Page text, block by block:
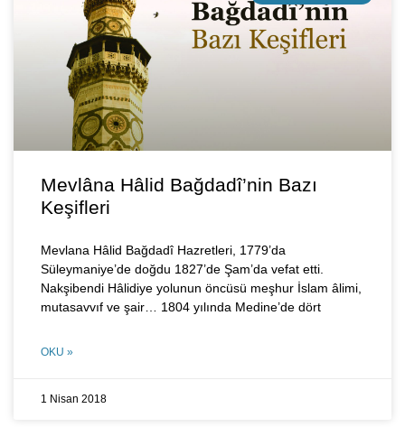
Mevlâna Hâlid Bağdadî’nin Bazı
Keşifleri
Mevlana Hâlid Bağdadî Hazretleri, 1779’da
Süleymaniye’de doğdu 1827’de Şam’da vefat etti.
Nakşibendi Hâlidiye yolunun öncüsü meşhur İslam âlimi,
mutasavvıf ve şair… 1804 yılında Medine’de dört
OKU »
1 Nisan 2018